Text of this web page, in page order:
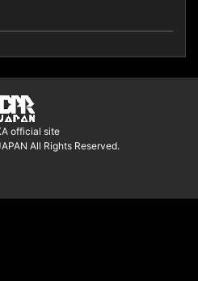
official site
All Rights Reserved.